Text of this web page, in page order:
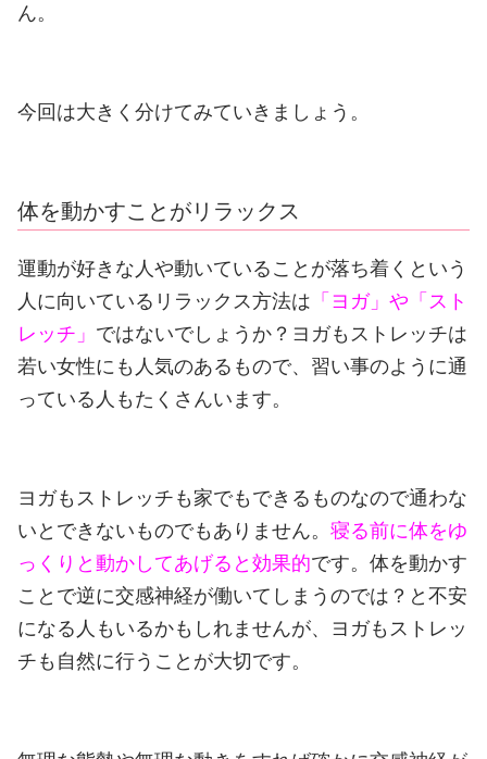
ん。
今回は大きく分けてみていきましょう。
体を動かすことがリラックス
運動が好きな人や動いていることが落ち着くという
人に向いているリラックス方法は 「ヨガ」や「スト
レッチ」 ではないでしょうか？ ヨガもストレッチは
若い女性にも人気のあるもので、習い事のように通
っている人もたくさんいます。
ヨガもストレッチも家でもできるものなので通わな
いとできないものでもありません。 寝る前に体をゆ
っくりと動かしてあげると効果的です。 体を動かす
ことで逆に交感神経が働いてしまうのでは？と不安
になる人もいるかもしれませんが、ヨガもストレッ
チも自然に行うことが大切です。